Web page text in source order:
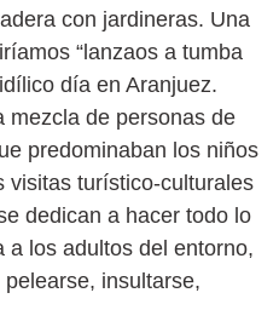
con jardineras. Una
“lanzaos a tumba
día en Aranjuez.
mezcla de personas de
predominaban los niños
visitas turístico-culturales
dedican a hacer todo lo
a los adultos del entorno,
insultarse,